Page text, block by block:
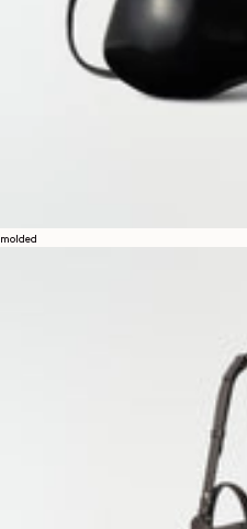
molded